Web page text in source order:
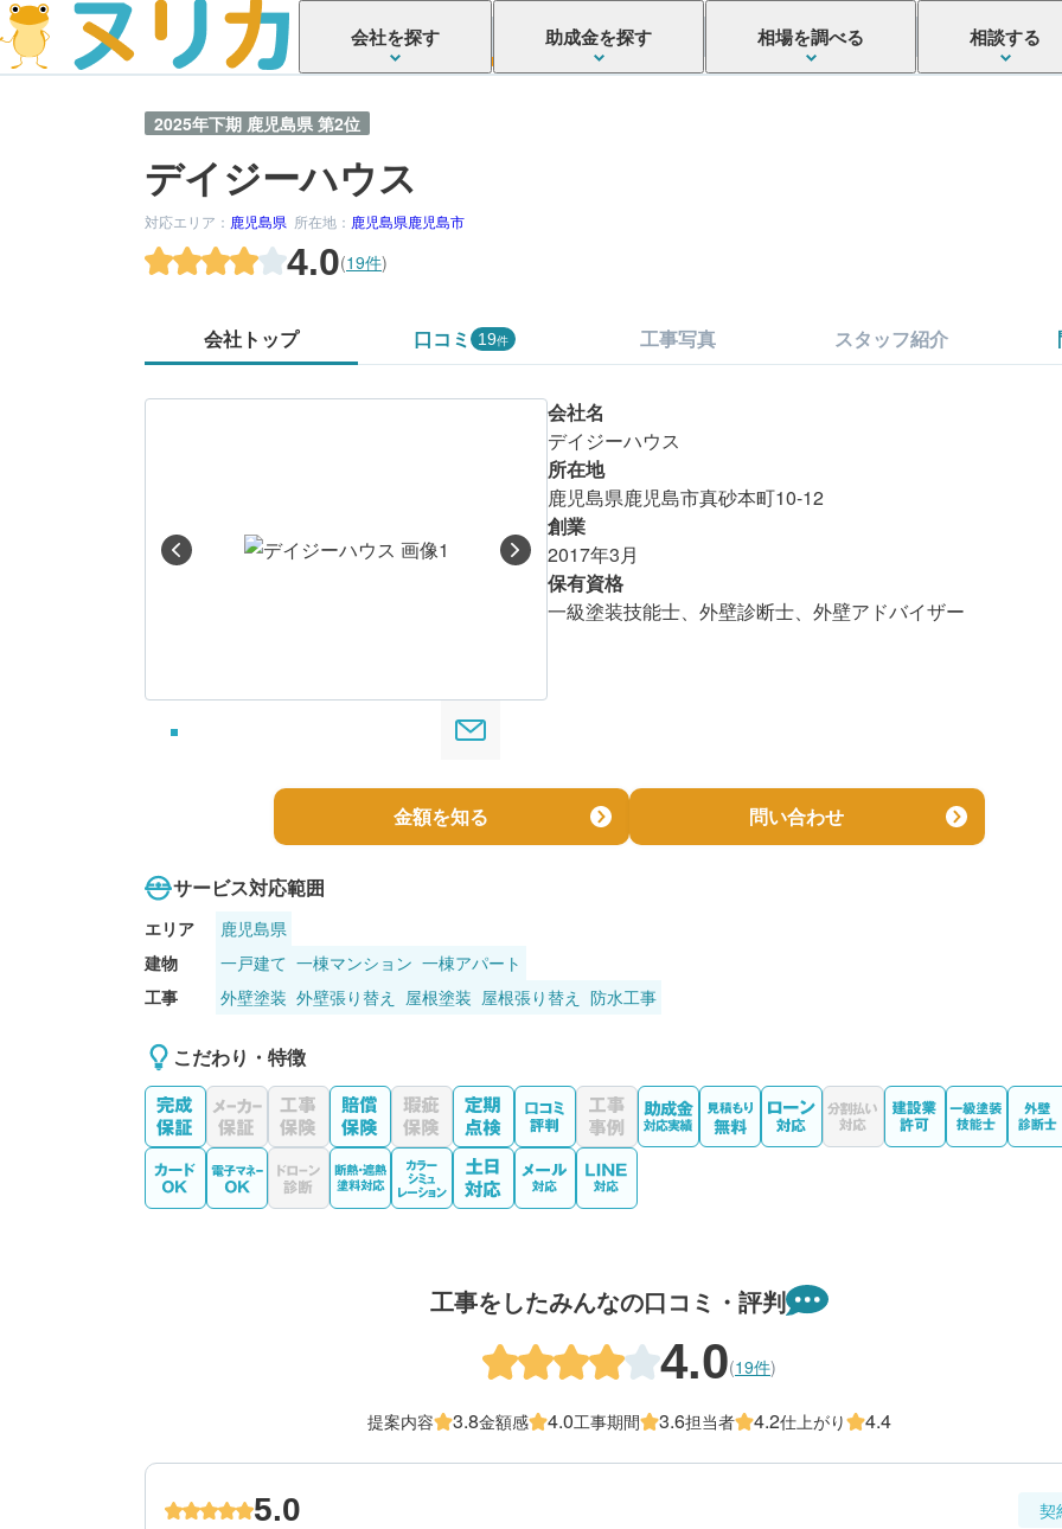
会社を探す 助成金を探す 相場を調べる 相談する
2025年下期 鹿児島県 第2位
デイジーハウス
対応エリア： 鹿児島県 所在地： 鹿児島県鹿児島市
4.0(19件)
会社トップ 口コミ 19件 工事写真 スタッフ紹介
会社名
デイジーハウス
所在地
鹿児島県鹿児島市真砂本町10-12
創業
2017年3月
保有資格
一級塗装技能士、外壁診断士、外壁アドバイザー
金額を知る 問い合わせ
サービス対応範囲
エリア
鹿児島県
建物
一戸建て 一棟マンション 一棟アパート
工事
外壁塗装 外壁張り替え 屋根塗装 屋根張り替え 防水工事
こだわり・特徴
工事をしたみんなの口コミ・評判
4.0(19件)
提案内容 3.8金額感 4.0工事期間 3.6担当者 4.2仕上がり 4.4
5.0
契